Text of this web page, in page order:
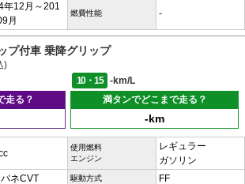
年12月～201
月
燃費性能 -
プ付車 乗降グリップ
)
10・15
-km/L
走る？
満タンでどこまで走る？
-km
使用燃料
エンジン
レギュラー
ガソリン
ネCVT 駆動方式 FF